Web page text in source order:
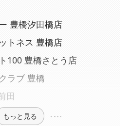
豊橋汐田橋店
トネス 豊橋店
100 豊橋さとう店
ラブ 豊橋
田
もっと見る